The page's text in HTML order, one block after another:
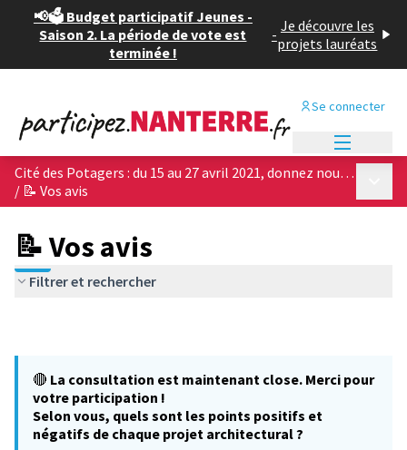
📢🗳️ Budget participatif Jeunes -
Saison 2. La période de vote est
terminée !
- Je découvre les
projets lauréats
Se connecter
Cité des Potagers : du 15 au 27 avril 2021, donnez nous votre avis sur les 4 projets architecturaux !
/ 📝 Vos avis
📝 Vos avis
Filtrer et rechercher
🔴 La consultation est maintenant close. Merci pour
votre participation !
Selon vous, quels sont les points positifs et
négatifs de chaque projet architectural ?